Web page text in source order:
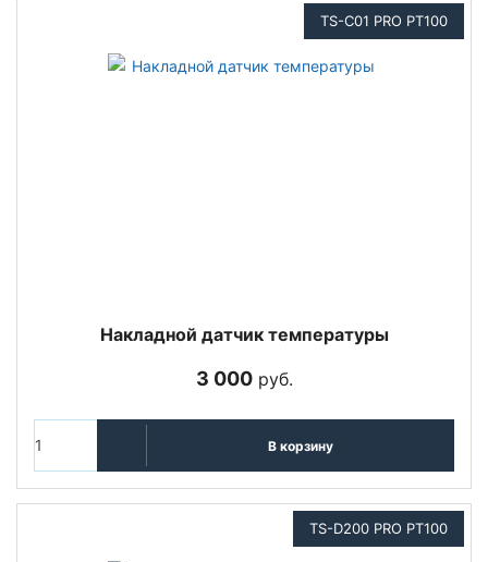
TS-C01 PRO PT100
Накладной датчик температуры
3 000руб.
В корзину
TS-D200 PRO PT100